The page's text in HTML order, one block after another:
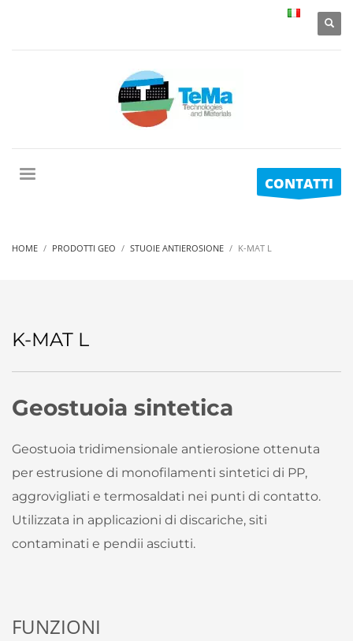
CONTATTI
HOME PRODOTTI GEO STUOIE ANTIEROSIONE K-MAT L
K-MAT L
Geostuoia sintetica
Geostuoia tridimensionale antierosione ottenuta
per estrusione di monofilamenti sintetici di PP,
aggrovigliati e termosaldati nei punti di contatto.
Utilizzata in applicazioni di discariche, siti
contaminati e pendii asciutti.
FUNZIONI